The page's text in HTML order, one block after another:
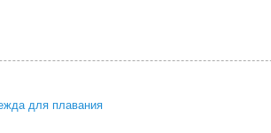
для плавания